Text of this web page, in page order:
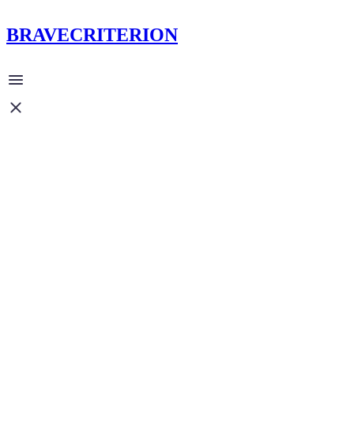
BRAVECRITERION